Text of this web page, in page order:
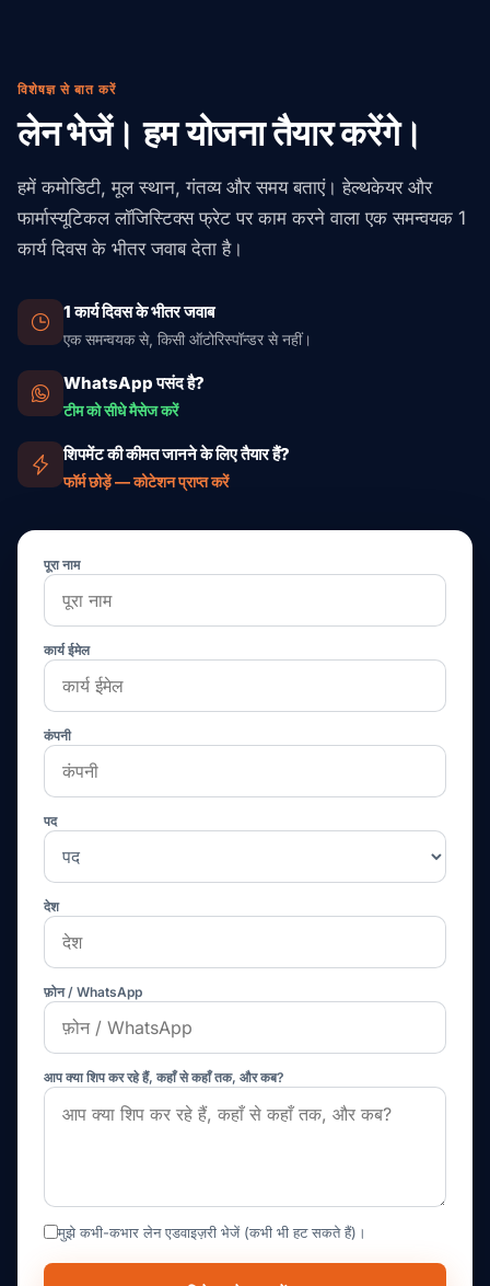
विशेषज्ञ से बात करें
लेन भेजें। हम योजना तैयार करेंगे।
हमें कमोडिटी, मूल स्थान, गंतव्य और समय बताएं। हेल्थकेयर और
फार्मास्यूटिकल लॉजिस्टिक्स फ्रेट पर काम करने वाला एक समन्वयक 1
कार्य दिवस के भीतर जवाब देता है।
1 कार्य दिवस के भीतर जवाब
एक समन्वयक से, किसी ऑटोरिस्पॉन्डर से नहीं।
WhatsApp पसंद है?
टीम को सीधे मैसेज करें
शिपमेंट की कीमत जानने के लिए तैयार हैं?
फॉर्म छोड़ें — कोटेशन प्राप्त करें
पूरा नाम
कार्य ईमेल
कंपनी
पद
देश
फ़ोन / WhatsApp
आप क्या शिप कर रहे हैं, कहाँ से कहाँ तक, और कब?
मुझे कभी-कभार लेन एडवाइज़री भेजें (कभी भी हट सकते हैं)।